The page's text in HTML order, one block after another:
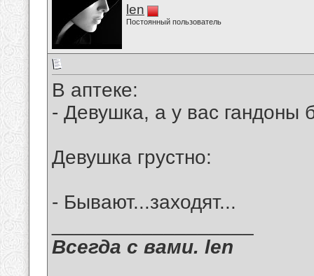
len
Постоянный пользователь
В аптеке:
- Девушка, а у вас гандоны
Девушка грустно:
- Бывают...заходят...
Всегда с вами. len